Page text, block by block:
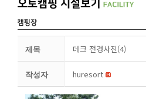
제목 데크 전경사진(4)
작성자 huresort